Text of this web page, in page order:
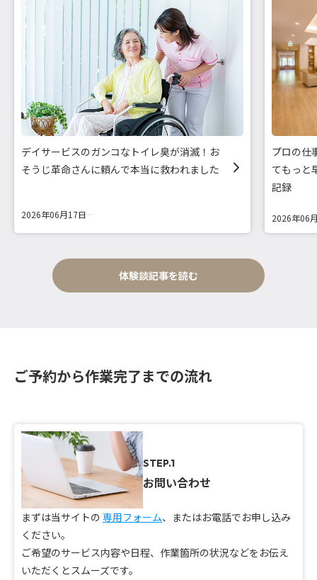
デイサービスのガンコなトイレ臭が消滅！お
そうじ革命さんに頼んで本当に救われました
2026年06月17日
プロの仕
てもっと
記録
2026年06
体験談記事を読む
ご予約から作業完了までの流れ
STEP.1
お問い合わせ
まずは当サイトの 専用フォーム、またはお電話でお申し込み
ください。
ご希望のサービス内容や日程、作業箇所の状況などをお伝え
いただくとスムーズです。